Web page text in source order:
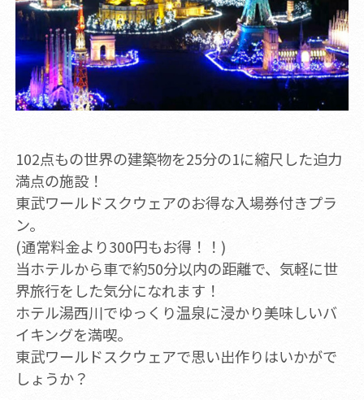
102点もの世界の建築物を25分の1に縮尺した迫力
満点の施設！
東武ワールドスクウェアのお得な入場券付きプラ
ン。
(通常料金より300円もお得！！)
当ホテルから車で約50分以内の距離で、気軽に世
界旅行をした気分になれます！
ホテル湯西川でゆっくり温泉に浸かり美味しいバ
イキングを満喫。
東武ワールドスクウェアで思い出作りはいかがで
しょうか？